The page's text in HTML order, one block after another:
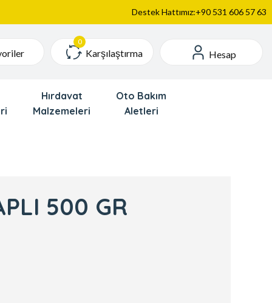
Destek Hattımız:+90 531 606 57 63
Karşılaştırma Hesap
Hırdavat
Malzemeleri
Oto Bakım
Aletleri
500 GR